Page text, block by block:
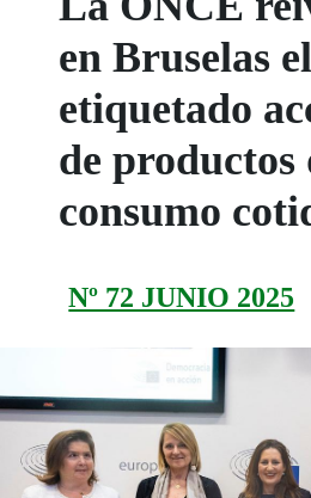
en Bruselas el
etiquetado
de productos
consumo
Nº 72 JUNIO 2025